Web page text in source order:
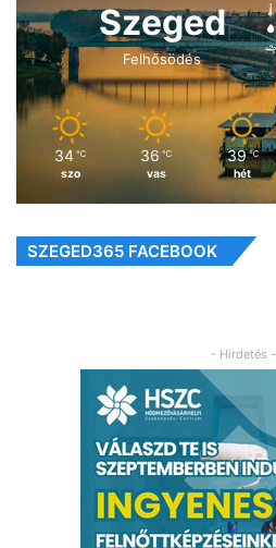
Szeged
Felhősödés
34 ℃
szo
36 ℃
vas
39 ℃
hét
SZEGED365 FACEBOOK
- Hirdetés -